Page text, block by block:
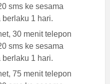
sms ke sesama
1 hari.
30 menit telepon
sms ke sesama
1 hari.
75 menit telepon